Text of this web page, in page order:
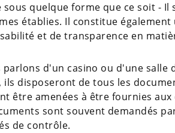
sous quelque forme que ce soit -
établies. Il constitue
et de transparence en
parlons d'un casino ou d'une salle
ils disposeront de tous les
être amenées à être fournies
sont souvent demandés
de contrôle.